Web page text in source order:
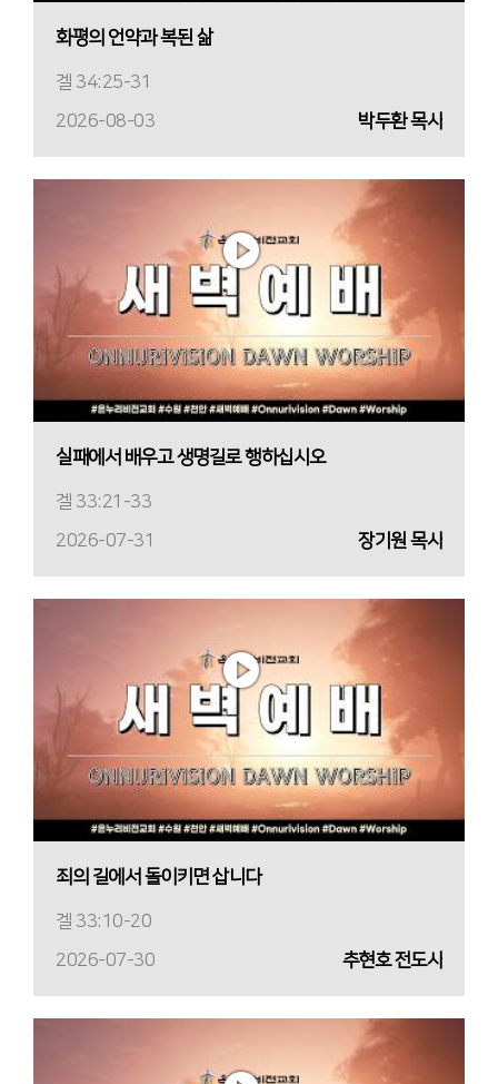
화평의 언약과 복된 삶
겔 34:25-31
2026-08-03
박두환 목사
실패에서 배우고 생명길로 행하십시오
겔 33:21-33
2026-07-31
장기원 목사
죄의 길에서 돌이키면 삽니다
겔 33:10-20
2026-07-30
추현호 전도사